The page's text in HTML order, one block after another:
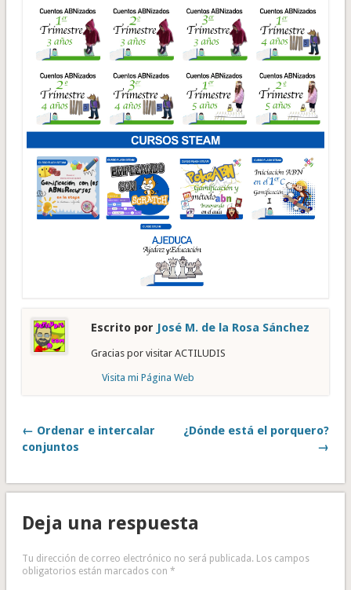
Escrito por José M. de la Rosa Sánchez
Gracias por visitar ACTILUDIS
Visita mi Página Web
← Ordenar e intercalar
conjuntos
¿Dónde está el porquero?
→
Deja una respuesta
Tu dirección de correo electrónico no será publicada. Los campos
obligatorios están marcados con *